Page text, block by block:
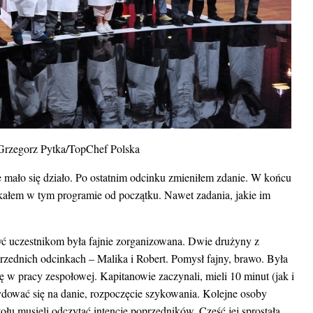
Pytka/TopChef Polska
się działo. Po ostatnim odcinku zmieniłem zdanie. W końcu
w tym programie od początku. Nawet zadania, jakie im
uczestnikom była fajnie zorganizowana. Dwie drużyny z
odcinkach – Malika i Robert. Pomysł fajny, brawo. Była
w pracy zespołowej. Kapitanowie zaczynali, mieli 10 minut (jak i
się na danie, rozpoczęcie szykowania. Kolejne osoby